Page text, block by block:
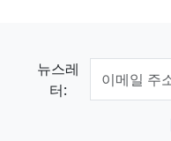
뉴스레
터: